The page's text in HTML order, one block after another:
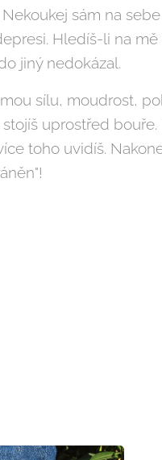
sám na
Hledíš-li na
jiný nedokázal.
sílu, moudrost,
uprostřed bouře.
toho uvidíš.